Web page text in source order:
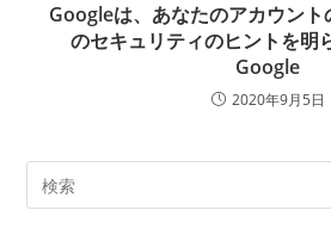
Googleは、あなたのアカウン
のセキュリティのヒントを明
Google
2020年9月5日